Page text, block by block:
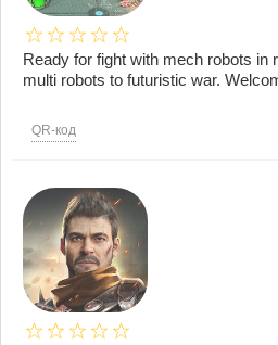
Ready for fight with mech robots in
multi robots to futuristic war.
QR-код